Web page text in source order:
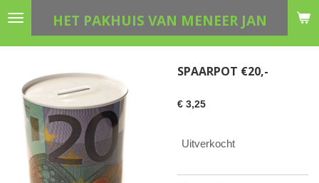
Ga
hoofdinhoud
HET PAKHUIS VAN MENEER JAN
SPAARPOT €20,-
€ 3,25
Uitverkocht